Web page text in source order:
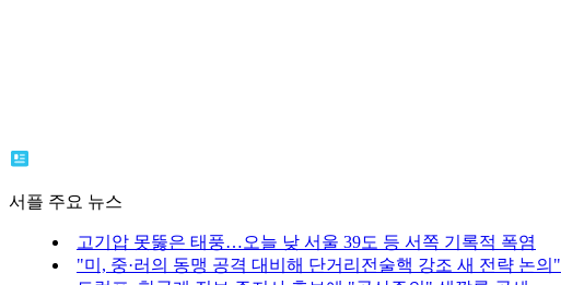
서플 주요 뉴스
고기압 못뚫은 태풍…오늘 낮 서울 39도 등 서쪽 기록적 폭염
"미, 중·러의 동맹 공격 대비해 단거리전술핵 강조 새 전략 논의"